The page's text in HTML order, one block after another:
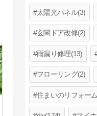
太陽光パネル(3)
玄関ドア改修(2)
雨漏り修理(13)
フローリング(2)
住まいのリフォー